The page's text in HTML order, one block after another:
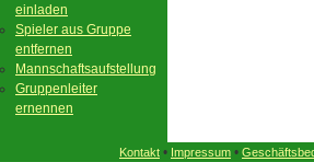
einladen
Spieler aus Gruppe
entfernen
Mannschaftsaufstellung
Gruppenleiter
ernennen
Kontakt • Impressum •